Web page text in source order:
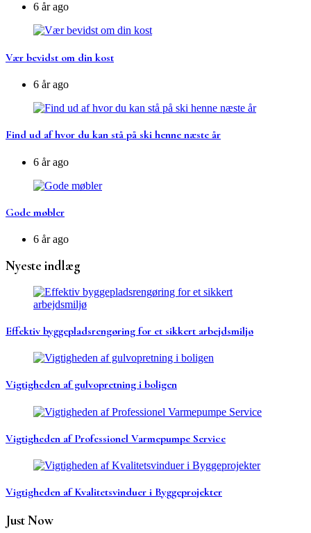
6 år ago
Vær bevidst om din kost
6 år ago
Find ud af hvor du kan stå på ski henne næste år
6 år ago
Gode møbler
6 år ago
Nyeste indlæg
Effektiv byggepladsrengøring for et sikkert arbejdsmiljø
Vigtigheden af gulvopretning i boligen
Vigtigheden af Professionel Varmepumpe Service
Vigtigheden af Kvalitetsvinduer i Byggeprojekter
Just Now